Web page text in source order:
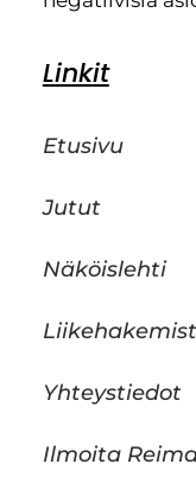
Linkit
Etusivu
Jutut
Näköislehti
Yhteystiedot
Ilmoita